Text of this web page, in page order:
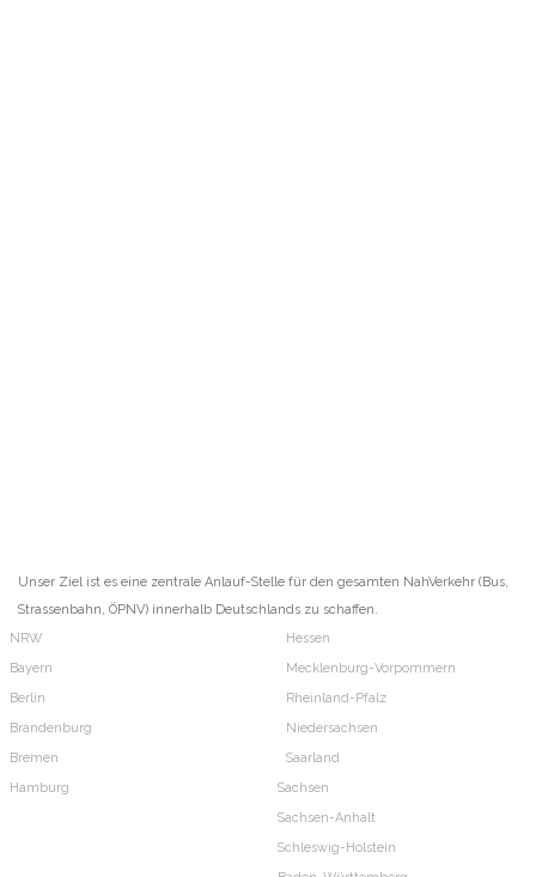
Unser Ziel ist es eine zentrale Anlauf-Stelle für den gesamten NahVerkehr (Bus,
Strassenbahn, ÖPNV) innerhalb Deutschlands zu schaffen.
NRW
Bayern
Berlin
Brandenburg
Bremen
Hamburg
Hessen
Mecklenburg-Vorpommern
Rheinland-Pfalz
Niedersachsen
Saarland
Sachsen
Sachsen-Anhalt
Schleswig-Holstein